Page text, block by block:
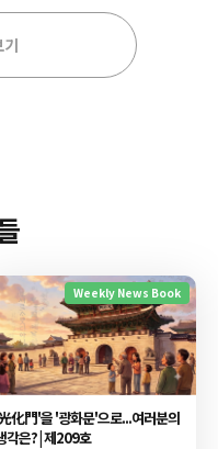
기
Weekly News Book
化門'을 '광화문'으로...여러분의
각은? | 제209호